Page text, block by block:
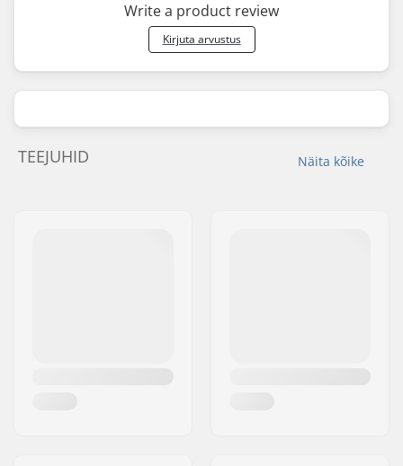
Write a product review
Kirjuta arvustus
Näita kõike
TEEJUHID